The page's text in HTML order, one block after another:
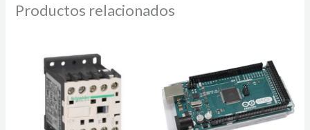
Productos relacionados